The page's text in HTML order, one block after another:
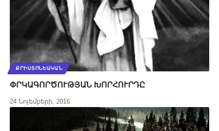
ՔՐԻՍՏՈՆԵԱԿԱՆ
ՓՐԿԱԳՈՐԾՈՒԹՅԱՆ ԽՈՐՀՈՒՐԴԸ
24 Նոյեմբերի, 2016